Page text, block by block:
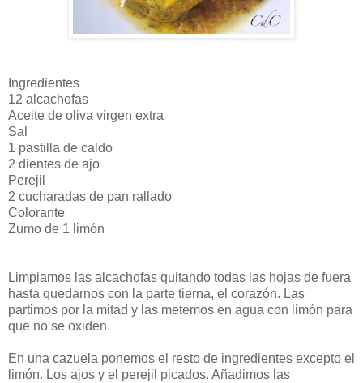
Ingredientes
12 alcachofas
Aceite de oliva virgen extra
Sal
1 pastilla de caldo
2 dientes de ajo
Perejil
2 cucharadas de pan rallado
Colorante
Zumo de 1 limón
Limpiamos las alcachofas quitando todas las hojas de fuera
hasta quedarnos con la parte tierna, el corazón. Las
partimos por la mitad y las metemos en agua con limón para
que no se oxiden.
En una cazuela ponemos el resto de ingredientes excepto el
limón. Los ajos y el perejil picados. Añadimos las